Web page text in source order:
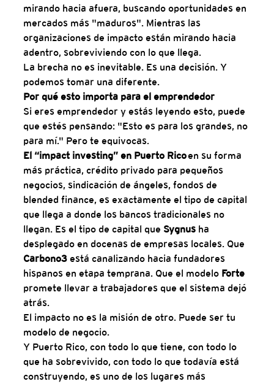
mirando hacia afuera, buscando oportunidades en
mercados más "maduros". Mientras las
organizaciones de impacto están mirando hacia
adentro, sobreviviendo con lo que llega.
La brecha no es inevitable. Es una decisión. Y
podemos tomar una diferente.
Por qué esto importa para el emprendedor
Si eres emprendedor y estás leyendo esto, puede
que estés pensando: "Esto es para los grandes, no
para mí." Pero te equivocas.
El “impact investing” en Puerto Rico en su forma
más práctica, crédito privado para pequeños
negocios, sindicación de ángeles, fondos de
blended finance, es exactamente el tipo de capital
que llega a donde los bancos tradicionales no
llegan. Es el tipo de capital que Sygnus ha
desplegado en docenas de empresas locales. Que
Carbono3 está canalizando hacia fundadores
hispanos en etapa temprana. Que el modelo Forte
promete llevar a trabajadores que el sistema dejó
atrás.
El impacto no es la misión de otro. Puede ser tu
modelo de negocio.
Y Puerto Rico, con todo lo que tiene, con todo lo
que ha sobrevivido, con todo lo que todavía está
construyendo, es uno de los lugares más